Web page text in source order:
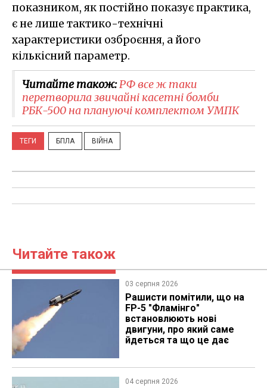
показником, як постійно показує практика,
є не лише тактико-технічні
характеристики озброєння, а його
кількісний параметр.
Читайте також:РФ все ж таки
перетворила звичайні касетні бомби
РБК-500 на плануючі комплектом УМПК
ТЕГИ БПЛА ВІЙНА
Читайте також
03 серпня 2026
Рашисти помітили, що на
FP-5 "Фламінго"
встановлюють нові
двигуни, про який саме
йдеться та що це дає
04 серпня 2026